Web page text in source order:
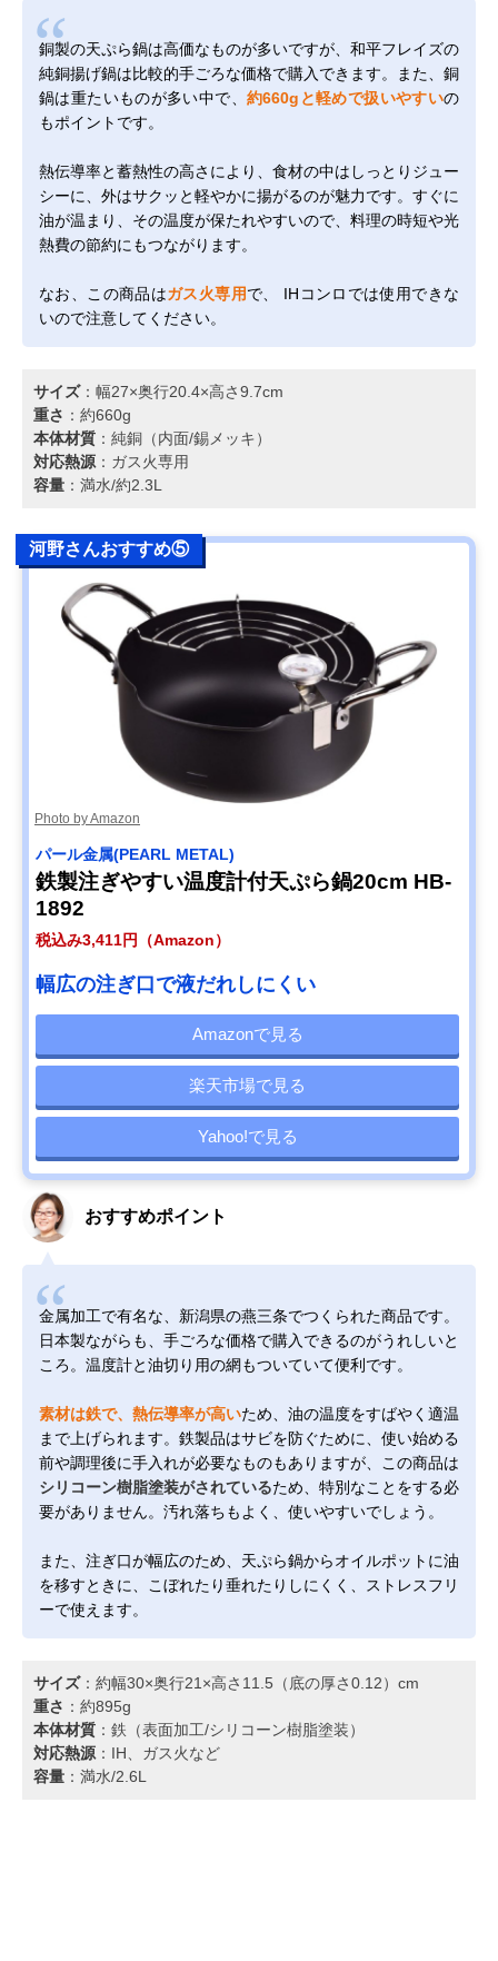
銅製の天ぷら鍋は高価なものが多いですが、和平フレイズの
純銅揚げ鍋は比較的手ごろな価格で購入できます。また、銅
鍋は重たいものが多い中で、 約660gと軽めで扱いやすいの
もポイントです。
熱伝導率と蓄熱性の高さにより、食材の中はしっとりジュー
シーに、外はサクッと軽やかに揚がるのが魅力です。すぐに
油が温まり、その温度が保たれやすいので、料理の時短や光
熱費の節約にもつながります。
なお、この商品はガス火専用で、 IHコンロでは使用できな
いので注意してください。
サイズ：幅27×奥行20.4×高さ9.7cm
重さ ：約660g
本体材質 ：純銅（内面/錫メッキ）
対応熱源 ：ガス火専用
容量 ：満水/約2.3L
河野さんおすすめ⑤
Photo by Amazon
パール金属(PEARL METAL)
鉄製注ぎやすい温度計付天ぷら鍋20cm HB-
1892
税込み3,411円（Amazon）
幅広の注ぎ口で液だれしにくい
Amazonで見る
楽天市場で見る
Yahoo!で見る
おすすめポイント
金属加工で有名な、新潟県の燕三条でつくられた商品です。
日本製ながらも、手ごろな価格で購入できるのがうれしいと
ころ。温度計と油切り用の網もついていて便利です。
素材は鉄で、熱伝導率が高いため、油の温度をすばやく適温
まで上げられます。鉄製品はサビを防ぐために、使い始める
前や調理後に手入れが必要なものもありますが、この商品は
シリコーン樹脂塗装がされているため、特別なことをする必
要がありません。汚れ落ちもよく、使いやすいでしょう。
また、注ぎ口が幅広のため、天ぷら鍋からオイルポットに油
を移すときに、こぼれたり垂れたりしにくく、ストレスフリ
ーで使えます。
サイズ：約幅30×奥行21×高さ11.5（底の厚さ0.12）cm
重さ ：約895g
本体材質 ：鉄（表面加工/シリコーン樹脂塗装）
対応熱源 ：IH、ガス火など
容量 ：満水/2.6L